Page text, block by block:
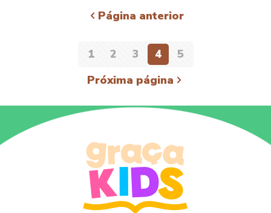
Página anterior
1 2 3 4
5
Próxima página